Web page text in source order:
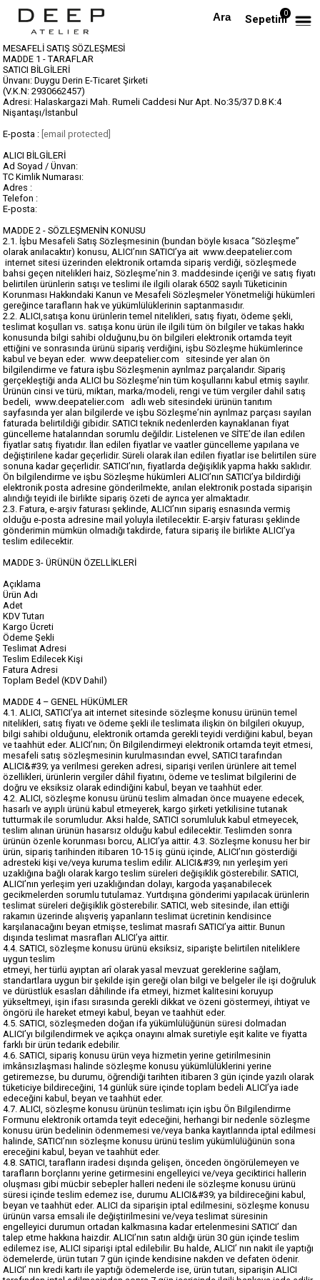
Sepetim0
MESAFELİ SATIŞ SÖZLEŞMESİ
MADDE 1 - TARAFLAR
SATICI BİLGİLERİ
Ünvanı: Duygu Derin E-Ticaret Şirketi
(V.K.N: 2930662457)
Adresi: Halaskargazi Mah. Rumeli Caddesi Nur Apt. No:35/37 D.8 K:4
Nişantaşı/İstanbul
E-posta : [email protected]
ALICI BİLGİLERİ
Ad Soyad / Ünvan:
TC Kimlik Numarası:
Adres :
Telefon :
E-posta:
MADDE 2 - SÖZLEŞMENİN KONUSU
2.1. İşbu Mesafeli Satış Sözleşmesinin (bundan böyle kısaca “Sözleşme”
olarak anılacaktır) konusu, ALICI’nın SATICI’ya ait www.deepatelier.com
internet sitesi üzerinden elektronik ortamda sipariş verdiği, sözleşmede
bahsi geçen nitelikleri haiz, Sözleşme’nin 3. maddesinde içeriği ve satış fiyatı
belirtilen ürünlerin satışı ve teslimi ile ilgili olarak 6502 sayılı Tüketicinin
Korunması Hakkındaki Kanun ve Mesafeli Sözleşmeler Yönetmeliği hükümleri
gereğince tarafların hak ve yükümlülüklerinin saptanmasıdır.
2.2. ALICI,satışa konu ürünlerin temel nitelikleri, satış fiyatı, ödeme şekli,
teslimat koşulları vs. satışa konu ürün ile ilgili tüm ön bilgiler ve takas hakkı
konusunda bilgi sahibi olduğunu,bu ön bilgileri elektronik ortamda teyit
ettiğini ve sonrasında ürünü sipariş verdiğini, işbu Sözleşme hükümlerince
kabul ve beyan eder. www.deepatelier.com sitesinde yer alan ön
bilgilendirme ve fatura işbu Sözleşmenin ayrılmaz parçalarıdır. Sipariş
gerçekleştiği anda ALICI bu Sözleşme’nin tüm koşullarını kabul etmiş sayılır.
Ürünün cinsi ve türü, miktarı, marka/modeli, rengi ve tüm vergiler dahil satış
bedeli, www.deepatelier.com adlı web sitesindeki ürünün tanıtım
sayfasında yer alan bilgilerde ve işbu Sözleşme’nin ayrılmaz parçası sayılan
faturada belirtildiği gibidir. SATICI teknik nedenlerden kaynaklanan fiyat
güncelleme hatalarından sorumlu değildir. Listelenen ve SİTE’de ilan edilen
fiyatlar satış fiyatıdır. İlan edilen fiyatlar ve vaatler güncelleme yapılana ve
değiştirilene kadar geçerlidir. Süreli olarak ilan edilen fiyatlar ise belirtilen süre
sonuna kadar geçerlidir. SATICI’nın, fiyatlarda değişiklik yapma hakkı saklıdır.
Ön bilgilendirme ve işbu Sözleşme hükümleri ALICI’nın SATICI’ya bildirdiği
elektronik posta adresine gönderilmekte, anılan elektronik postada siparişin
alındığı teyidi ile birlikte sipariş özeti de ayrıca yer almaktadır.
2.3. Fatura, e-arşiv faturası şeklinde, ALICI’nın sipariş esnasında vermiş
olduğu e-posta adresine mail yoluyla iletilecektir. E-arşiv faturası şeklinde
gönderimin mümkün olmadığı takdirde, fatura sipariş ile birlikte ALICI’ya
teslim edilecektir.
MADDE 3- ÜRÜNÜN ÖZELLİKLERİ
Açıklama
Ürün Adı
Adet
KDV Tutarı
Kargo Ücreti
Ödeme Şekli
Teslimat Adresi
Teslim Edilecek Kişi
Fatura Adresi
Toplam Bedel (KDV Dahil)
MADDE 4 – GENEL HÜKÜMLER
4.1. ALICI, SATICI’ya ait internet sitesinde sözleşme konusu ürünün temel
nitelikleri, satış fiyatı ve ödeme şekli ile teslimata ilişkin ön bilgileri okuyup,
bilgi sahibi olduğunu, elektronik ortamda gerekli teyidi verdiğini kabul, beyan
ve taahhüt eder. ALICI’nın; Ön Bilgilendirmeyi elektronik ortamda teyit etmesi,
mesafeli satış sözleşmesinin kurulmasından evvel, SATICI tarafından
ALICI&#39; ya verilmesi gereken adresi, siparişi verilen ürünlere ait temel
özellikleri, ürünlerin vergiler dâhil fiyatını, ödeme ve teslimat bilgilerini de
doğru ve eksiksiz olarak edindiğini kabul, beyan ve taahhüt eder.
4.2. ALICI, sözleşme konusu ürünü teslim almadan önce muayene edecek,
hasarlı ve ayıplı ürünü kabul etmeyerek, kargo şirketi yetkilisine tutanak
tutturmak ile sorumludur. Aksi halde, SATICI sorumluluk kabul etmeyecek,
teslim alınan ürünün hasarsız olduğu kabul edilecektir. Teslimden sonra
ürünün özenle korunması borcu, ALICI’ya aittir. 4.3. Sözleşme konusu her bir
ürün, sipariş tarihinden itibaren 10-15 iş günü içinde, ALICI’nın gösterdiği
adresteki kişi ve/veya kuruma teslim edilir. ALICI&#39; nın yerleşim yeri
uzaklığına bağlı olarak kargo teslim süreleri değişiklik gösterebilir. SATICI,
ALICI’nın yerleşim yeri uzaklığından dolayı, kargoda yaşanabilecek
gecikmelerden sorumlu tutulamaz. Yurtdışına gönderimi yapılacak ürünlerin
teslimat süreleri değişiklik gösterebilir. SATICI, web sitesinde, ilan ettiği
rakamın üzerinde alışveriş yapanların teslimat ücretinin kendisince
karşılanacağını beyan etmişse, teslimat masrafı SATICI’ya aittir. Bunun
dışında teslimat masrafları ALICI’ya aittir.
4.4. SATICI, sözleşme konusu ürünü eksiksiz, siparişte belirtilen niteliklere
uygun teslim
etmeyi, her türlü ayıptan arî olarak yasal mevzuat gereklerine sağlam,
standartlara uygun bir şekilde işin gereği olan bilgi ve belgeler ile işi doğruluk
ve dürüstlük esasları dâhilinde ifa etmeyi, hizmet kalitesini koruyup
yükseltmeyi, işin ifası sırasında gerekli dikkat ve özeni göstermeyi, ihtiyat ve
öngörü ile hareket etmeyi kabul, beyan ve taahhüt eder.
4.5. SATICI, sözleşmeden doğan ifa yükümlülüğünün süresi dolmadan
ALICI’yı bilgilendirmek ve açıkça onayını almak suretiyle eşit kalite ve fiyatta
farklı bir ürün tedarik edebilir.
4.6. SATICI, sipariş konusu ürün veya hizmetin yerine getirilmesinin
imkânsızlaşması halinde sözleşme konusu yükümlülüklerini yerine
getiremezse, bu durumu, öğrendiği tarihten itibaren 3 gün içinde yazılı olarak
tüketiciye bildireceğini, 14 günlük süre içinde toplam bedeli ALICI’ya iade
edeceğini kabul, beyan ve taahhüt eder.
4.7. ALICI, sözleşme konusu ürünün teslimatı için işbu Ön Bilgilendirme
Formunu elektronik ortamda teyit edeceğini, herhangi bir nedenle sözleşme
konusu ürün bedelinin ödenmemesi ve/veya banka kayıtlarında iptal edilmesi
halinde, SATICI’nın sözleşme konusu ürünü teslim yükümlülüğünün sona
ereceğini kabul, beyan ve taahhüt eder.
4.8. SATICI, tarafların iradesi dışında gelişen, önceden öngörülemeyen ve
tarafların borçlarını yerine getirmesini engelleyici ve/veya geciktirici hallerin
oluşması gibi mücbir sebepler halleri nedeni ile sözleşme konusu ürünü
süresi içinde teslim edemez ise, durumu ALICI&#39; ya bildireceğini kabul,
beyan ve taahhüt eder. ALICI da siparişin iptal edilmesini, sözleşme konusu
ürünün varsa emsali ile değiştirilmesini ve/veya teslimat süresinin
engelleyici durumun ortadan kalkmasına kadar ertelenmesini SATICI’ dan
talep etme hakkına haizdir. ALICI’nın satın aldığı ürün 30 gün içinde teslim
edilemez ise, ALICI siparişi iptal edilebilir. Bu halde, ALICI’ nın nakit ile yaptığı
ödemelerde, ürün tutarı 7 gün içinde kendisine nakden ve defaten ödenir.
ALICI’ nın kredi kartı ile yaptığı ödemelerde ise, ürün tutarı, siparişin ALICI